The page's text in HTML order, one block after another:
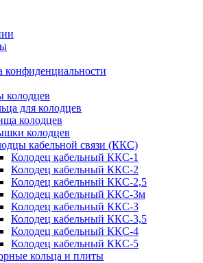
конфиденциальности
колодцев
для колодцев
колодцев
колодцев
кабельной связи (ККС)
Колодец кабельный ККС-1
Колодец кабельный ККС-2
Колодец кабельный ККС-2,5
Колодец кабельный ККС-3м
Колодец кабельный ККС-3
Колодец кабельный ККС-3,5
Колодец кабельный ККС-4
Колодец кабельный ККС-5
кольца и плиты